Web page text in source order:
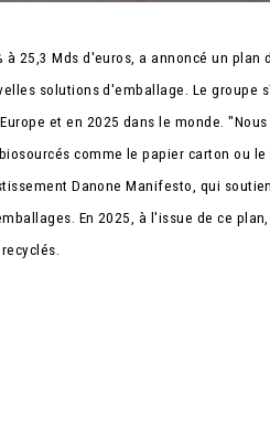
25,3 Mds d'euros, a annoncé un plan
solutions d'emballage. Le groupe
et en 2025 dans le monde.
comme le papier carton ou
Danone Manifesto, qui
En 2025, à l'issue de ce